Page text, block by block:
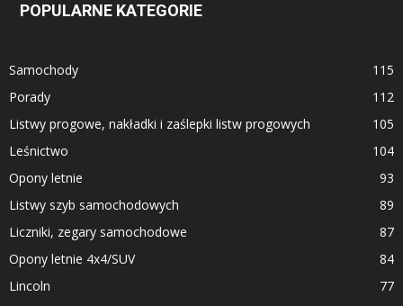
POPULARNE KATEGORIE
Samochody
115
Porady
112
Listwy progowe, nakładki i zaślepki listw progowych
105
Leśnictwo
104
Opony letnie
93
Listwy szyb samochodowych
89
Liczniki, zegary samochodowe
87
Opony letnie 4x4/SUV
84
Lincoln
77